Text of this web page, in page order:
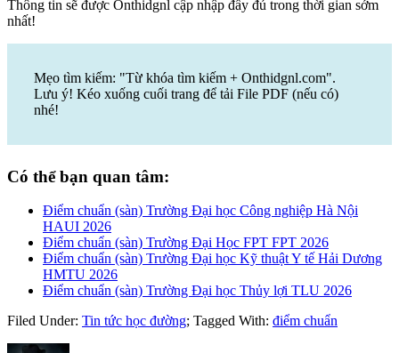
Thông tin sẽ được Onthidgnl cập nhập đầy đủ trong thời gian sớm
nhất!
Mẹo tìm kiếm: "Từ khóa tìm kiếm + Onthidgnl.com".
Lưu ý! Kéo xuống cuối trang để tải File PDF (nếu có)
nhé!
Có thể bạn quan tâm:
Điểm chuẩn (sàn) Trường Đại học Công nghiệp Hà Nội
HAUI 2026
Điểm chuẩn (sàn) Trường Đại Học FPT FPT 2026
Điểm chuẩn (sàn) Trường Đại học Kỹ thuật Y tế Hải Dương
HMTU 2026
Điểm chuẩn (sàn) Trường Đại học Thủy lợi TLU 2026
Filed Under: Tin tức học đường; Tagged With: điểm chuẩn